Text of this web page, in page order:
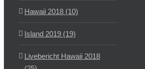
Hawaii 2018 (10)
Island 2019 (19)
Livebericht Hawaii 2018